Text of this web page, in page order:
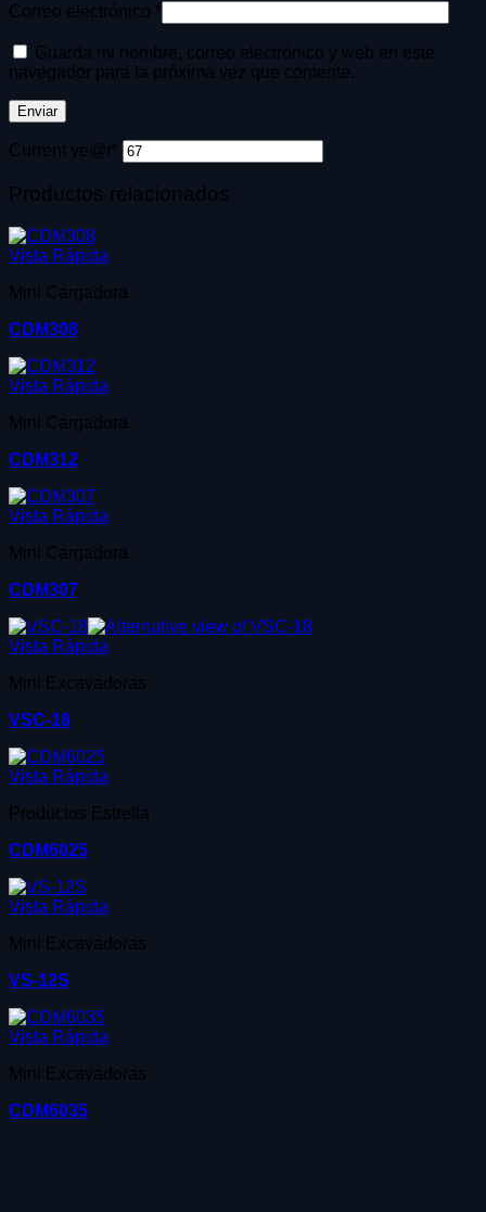
Correo electrónico *
Guarda mi nombre, correo electrónico y web en este
navegador para la próxima vez que comente.
Current ye@r*
Productos relacionados
Vista Rápida
Mini Cargadora
CDM308
Vista Rápida
Mini Cargadora
CDM312
Vista Rápida
Mini Cargadora
CDM307
Vista Rápida
Mini Excavadoras
VSC-18
Vista Rápida
Productos Estrella
CDM6025
Vista Rápida
Mini Excavadoras
VS-12S
Vista Rápida
Mini Excavadoras
CDM6035